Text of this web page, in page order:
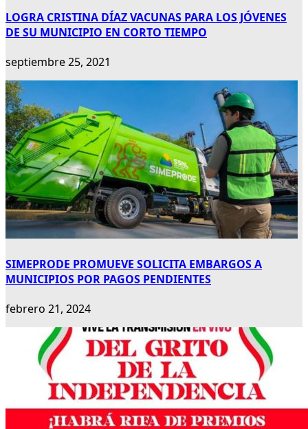
LOGRA CRISTINA DÍAZ VACUNAS PARA LOS JÓVENES
DE SU MUNICIPIO EN CORTO TIEMPO
septiembre 25, 2021
SIMEPRODE PROMUEVE SOLICITA EMBARGOS A
MUNICIPIOS POR PAGOS PENDIENTES
febrero 21, 2024